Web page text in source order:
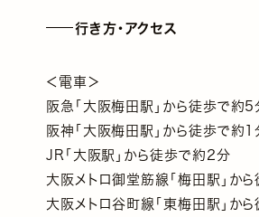
行き方・アクセス
＜電車＞
阪急「大阪梅田駅」から徒歩で約5
阪神「大阪梅田駅」から徒歩で約1
JR「大阪駅」から徒歩で約2分
大阪メトロ御堂筋線「梅田駅」か
大阪メトロ谷町線「東梅田駅」か